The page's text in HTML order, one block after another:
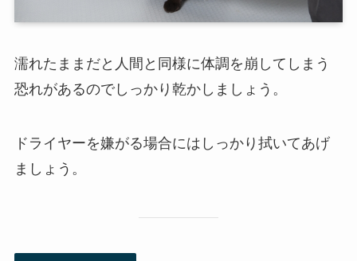
濡れたままだと人間と同様に体調を崩してしまう
恐れがあるのでしっかり乾かしましょう。
ドライヤーを嫌がる場合にはしっかり拭いてあげ
ましょう。